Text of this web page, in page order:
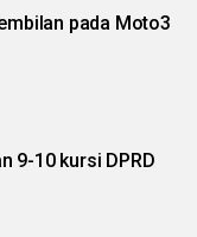
pada Moto3
9-10 kursi DPRD